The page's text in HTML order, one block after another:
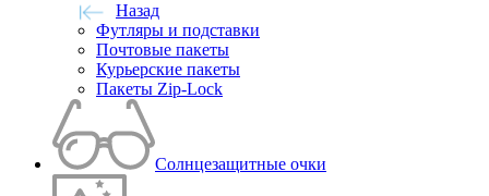
Назад
Футляры и подставки
Почтовые пакеты
Курьерские пакеты
Пакеты Zip-Lock
Солнцезащитные очки